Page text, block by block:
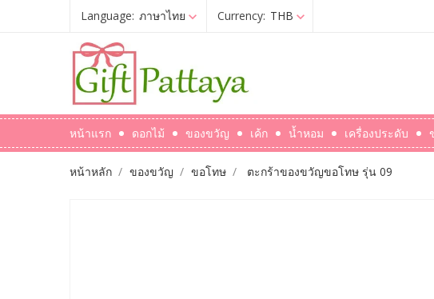
Language: ภาษาไทย Currency: THB
หน้าแรก ดอกไม้ ของขวัญ เค้ก น้ำหอม เครื่องประดับ
หน้าหลัก ของขวัญ ขอโทษ ตะกร้าของขวัญขอโทษ รุ่น 09